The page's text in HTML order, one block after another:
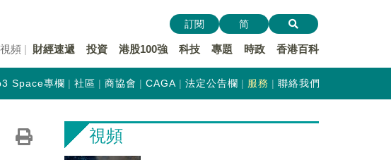
視頻 財經速遞 投資 港股100強 科技 專題 時政 香港百科
訂閱 简
Space專欄 社區 商協會 CAGA 法定公告欄 服務 聯絡我們
視頻